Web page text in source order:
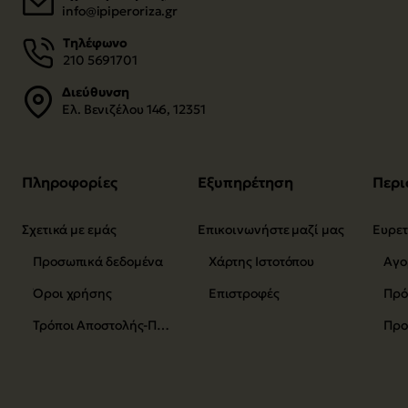
info@ipiperoriza.gr
Τηλέφωνο
210 5691701
Διεύθυνση
Ελ. Βενιζέλου 146, 12351
Πληροφορίες
Σχετικά με εμάς
Προσωπικά δεδομένα
Όροι χρήσης
Τρόποι Αποστολής-Πληρωμής
Εξυπηρέτηση
Επικοινωνήστε μαζί μας
Χάρτης Ιστοτόπου
Επιστροφές